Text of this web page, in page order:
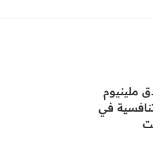
ملينيوم
في